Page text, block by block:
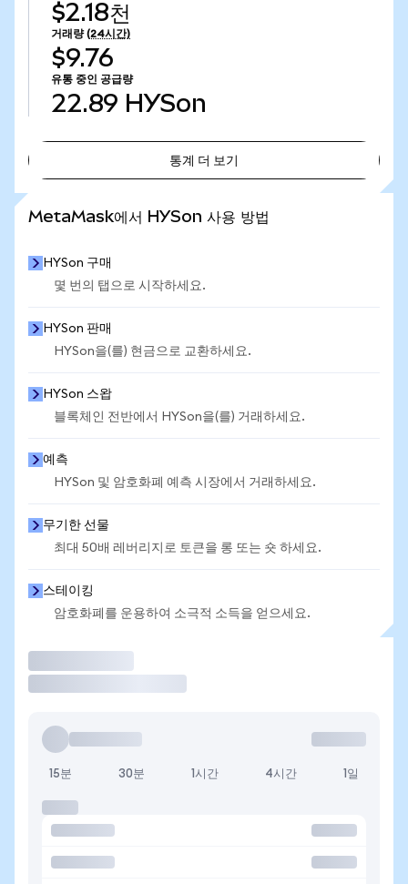
$2.18천
거래량 (24시간)
$9.76
유통 중인 공급량
22.89 HYSon
통계 더 보기
MetaMask에서 HYSon 사용 방법
HYSon 구매
몇 번의 탭으로 시작하세요.
HYSon 판매
HYSon을(를) 현금으로 교환하세요.
HYSon 스왑
블록체인 전반에서 HYSon을(를) 거래하세요.
예측
HYSon 및 암호화폐 예측 시장에서 거래하세요.
무기한 선물
최대 50배 레버리지로 토큰을 롱 또는 숏 하세요.
스테이킹
암호화폐를 운용하여 소극적 소득을 얻으세요.
15분 30분 1시간 4시간 1일